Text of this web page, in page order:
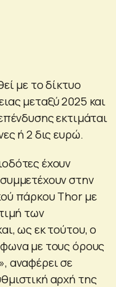
με το δίκτυο
μεταξύ 2025 και
εκτιμάται
ή 2 δις ευρώ.
έχουν
στην
πάρκου Thor με
των
ως εκ τούτου, ο
με τους όρους
αναφέρει σε
αρχή της